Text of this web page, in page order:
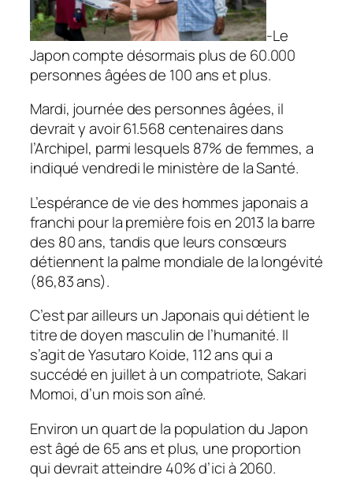
-Le
Japon compte désormais plus de 60.000
personnes âgées de 100 ans et plus.
Mardi, journée des personnes âgées, il
devrait y avoir 61.568 centenaires dans
l’Archipel, parmi lesquels 87% de femmes, a
indiqué vendredi le ministère de la Santé.
L’espérance de vie des hommes japonais a
franchi pour la première fois en 2013 la barre
des 80 ans, tandis que leurs consœurs
détiennent la palme mondiale de la longévité
(86,83 ans).
C’est par ailleurs un Japonais qui détient le
titre de doyen masculin de l’humanité. Il
s’agit de Yasutaro Koide, 112 ans qui a
succédé en juillet à un compatriote, Sakari
Momoi, d’un mois son aîné.
Environ un quart de la population du Japon
est âgé de 65 ans et plus, une proportion
qui devrait atteindre 40% d’ici à 2060.